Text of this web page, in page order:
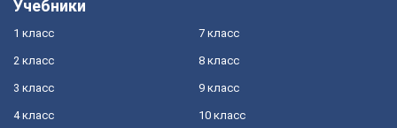
Учебники
1 класс
2 класс
3 класс
4 класс
7 класс
8 класс
9 класс
10 класс